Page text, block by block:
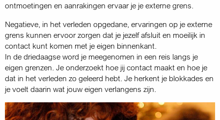
ontmoetingen en aanrakingen ervaar je je externe grens.
Negatieve, in het verleden opgedane, ervaringen op je externe
grens kunnen ervoor zorgen dat je jezelf afsluit en moeilijk in
contact kunt komen met je eigen binnenkant.
In de driedaagse word je meegenomen in een reis langs je
eigen grenzen. Je onderzoekt hoe jij contact maakt en hoe je
dat in het verleden zo geleerd hebt. Je herkent je blokkades en
je voelt daarin wat jouw eigen verlangens zijn.